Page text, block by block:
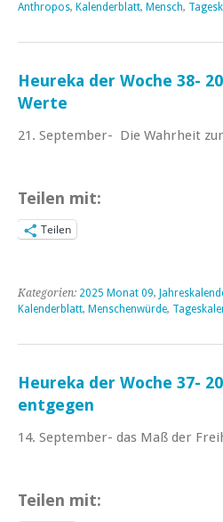
Anthropos, Kalenderblatt, Mensch,
Heureka der Woche 38-
Werte
21. September- Die Wahrheit
Teilen mit:
Teilen
Kategorien: 2025 Monat 09,
Kalenderblatt, Menschenwürde,
Heureka der Woche 37-
entgegen
14. September- das Maß der
Teilen mit: